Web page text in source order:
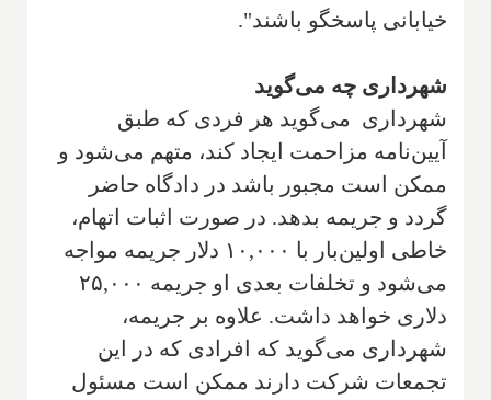
خیابانی پاسخگو باشند".
شهرداری چه می‌گوید
شهرداری می‌گوید هر فردی که طبق
آیین‌نامه مزاحمت ایجاد کند، متهم می‌شود و
ممکن است مجبور باشد در دادگاه حاضر
گردد و جریمه بدهد. در صورت اثبات اتهام،
خاطی اولین‌بار با ۱۰,۰۰۰ دلار جریمه مواجه
می‌شود و تخلفات بعدی او جریمه ۲۵,۰۰۰
دلاری خواهد داشت. علاوه بر جریمه،
شهرداری می‌گوید که افرادی که در این
تجمعات شرکت دارند ممکن است مسئول